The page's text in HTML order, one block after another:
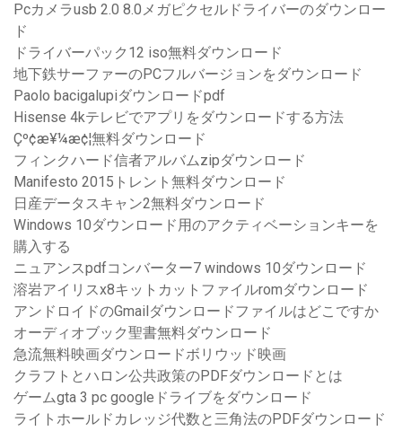
Pcカメラusb 2.0 8.0メガピクセルドライバーのダウンロー
ド
ドライバーパック12 iso無料ダウンロード
地下鉄サーファーのPCフルバージョンをダウンロード
Paolo bacigalupiダウンロードpdf
Hisense 4kテレビでアプリをダウンロードする方法
Çº¢æ¥¼æ¢¦無料ダウンロード
フィンクハード信者アルバムzipダウンロード
Manifesto 2015トレント無料ダウンロード
日産データスキャン2無料ダウンロード
Windows 10ダウンロード用のアクティベーションキーを
購入する
ニュアンスpdfコンバーター7 windows 10ダウンロード
溶岩アイリスx8キットカットファイルromダウンロード
アンドロイドのGmailダウンロードファイルはどこですか
オーディオブック聖書無料ダウンロード
急流無料映画ダウンロードボリウッド映画
クラフトとハロン公共政策のPDFダウンロードとは
ゲームgta 3 pc googleドライブをダウンロード
ライトホールドカレッジ代数と三角法のPDFダウンロード